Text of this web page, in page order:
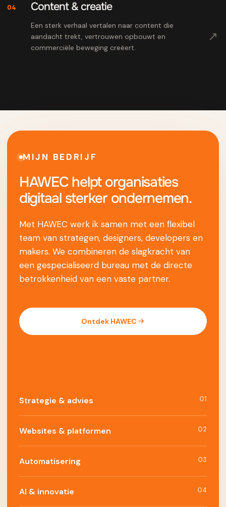
04 Content & creatie
Een sterk verhaal vertalen naar content die
aandacht trekt, vertrouwen opbouwt en
commerciële beweging creëert.
↗
MIJN BEDRIJF
HAWEC helpt organisaties
digitaal sterker ondernemen.
Met HAWEC werk ik samen met een flexibel
team van strategen, designers, developers en
makers. We combineren de slagkracht van
een gespecialiseerd bureau met de directe
betrokkenheid van een vaste partner.
Ontdek HAWEC
Strategie & advies 01
Websites & platformen 02
Automatisering 03
AI & innovatie 04